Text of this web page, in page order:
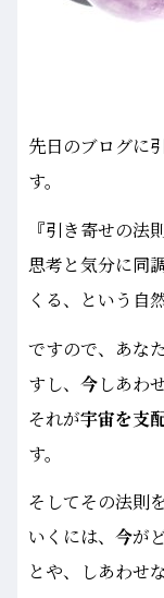
先日のブログに
す。
『引き寄せの法
思考と気分に同
くる、という自
ですので、あな
すし、 今しあわ
それが宇宙を支
す。
そしてその法則
いくには、 今が
とや、しあわせ